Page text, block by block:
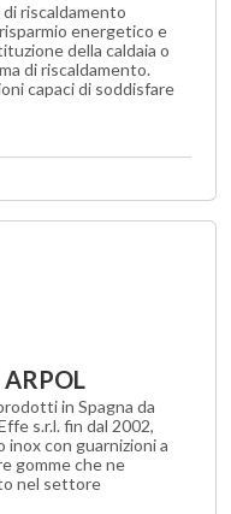
riscaldamento
energetico e
della caldaia o
di riscaldamento.
capaci di soddisfare
in Spagna da
s.r.l. fin dal 2002,
inox con guarnizioni a
gomme che ne
nel settore